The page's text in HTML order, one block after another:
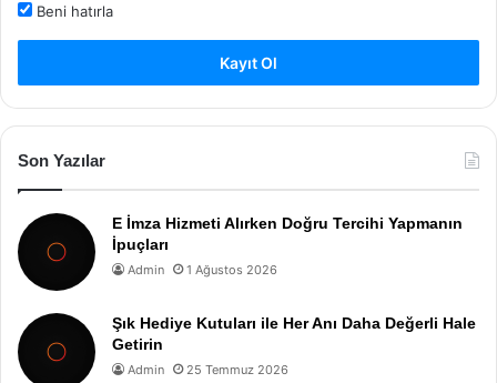
Beni hatırla
Kayıt Ol
Son Yazılar
E İmza Hizmeti Alırken Doğru Tercihi Yapmanın
İpuçları
Admin 1 Ağustos 2026
Şık Hediye Kutuları ile Her Anı Daha Değerli Hale
Getirin
Admin 25 Temmuz 2026